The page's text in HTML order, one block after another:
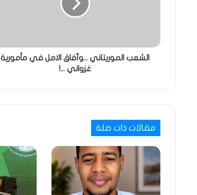
الشعب الموريتاني ...وآفاق الامل في مأمورية
غزواني ...!
مقالات ذات صلة